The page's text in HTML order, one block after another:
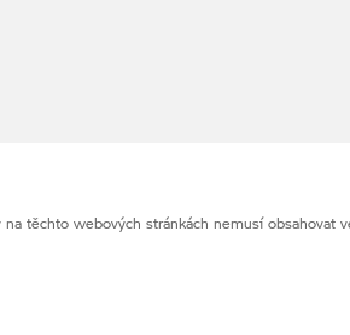
těchto webových stránkách nemusí obsahovat